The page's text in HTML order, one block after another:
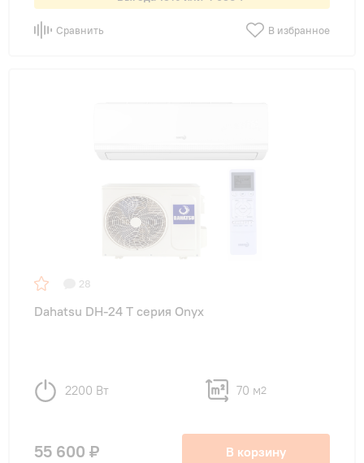
Сравнить В избранное
28
Dahatsu DH-24 T серия Onyx
2200 Вт 70 м2
55 600 ₽ В корзину